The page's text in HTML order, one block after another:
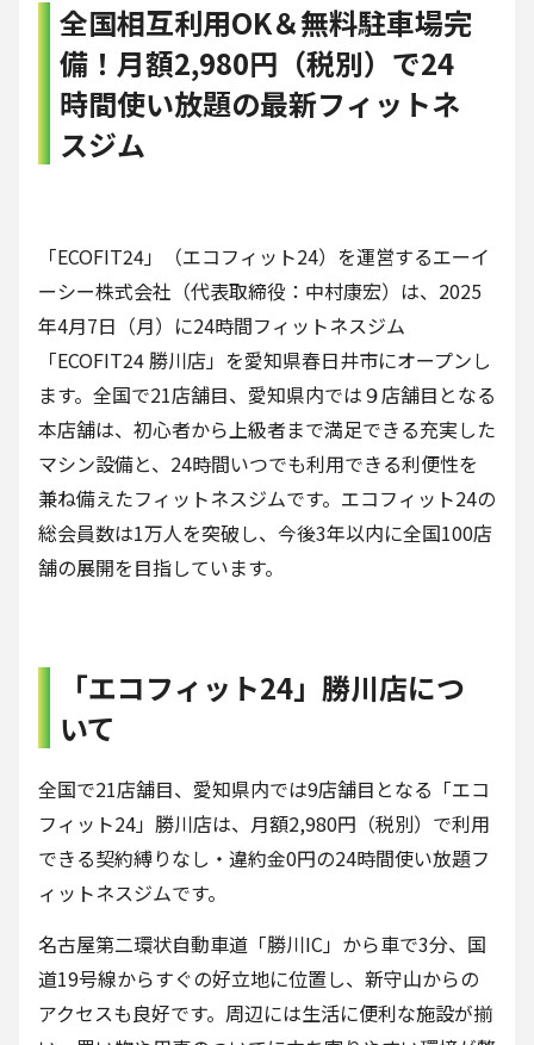
全国相互利用OK＆無料駐車場完
備！月額2,980円（税別）で24
時間使い放題の最新フィットネ
スジム
「ECOFIT24」（エコフィット24）を運営するエーイ
ーシー株式会社（代表取締役：中村康宏）は、2025
年4月7日（月）に24時間フィットネスジム
「ECOFIT24 勝川店」を愛知県春日井市にオープンし
ます。全国で21店舗目、愛知県内では９店舗目となる
本店舗は、初心者から上級者まで満足できる充実した
マシン設備と、24時間いつでも利用できる利便性を
兼ね備えたフィットネスジムです。エコフィット24の
総会員数は1万人を突破し、今後3年以内に全国100店
舗の展開を目指しています。
「エコフィット24」勝川店につ
いて
全国で21店舗目、愛知県内では9店舗目となる「エコ
フィット24」勝川店は、月額2,980円（税別）で利用
できる契約縛りなし・違約金0円の24時間使い放題フ
ィットネスジムです。
名古屋第二環状自動車道「勝川IC」から車で3分、国
道19号線からすぐの好立地に位置し、新守山からの
アクセスも良好です。周辺には生活に便利な施設が揃